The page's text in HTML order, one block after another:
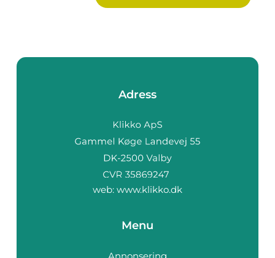
Adress
web: www.klikko.dk
Menu